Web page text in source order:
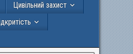
Цивільний захист